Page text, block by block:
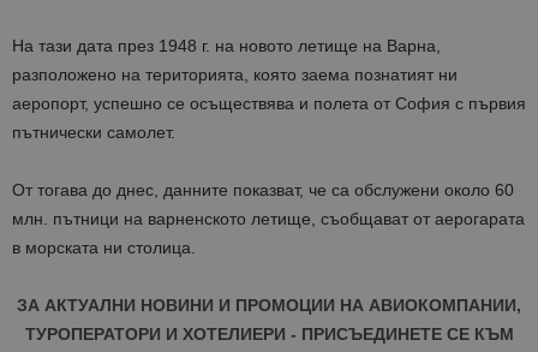
На тази дата през 1948 г. на новото летище на Варна,
разположено на територията, която заема познатият ни
аеропорт, успешно се осъществява и полета от София с първия
пътнически самолет.
От тогава до днес, данните показват, че са обслужени около 60
млн. пътници на варненското летище, съобщават от аерогарата
в морската ни столица.
ЗА АКТУАЛНИ НОВИНИ И ПРОМОЦИИ НА АВИОКОМПАНИИ,
ТУРОПЕРАТОРИ И ХОТЕЛИЕРИ - ПРИСЪЕДИНЕТЕ СЕ КЪМ